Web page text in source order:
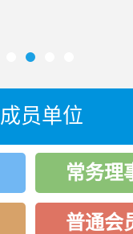
成员单位
常务理
普通会